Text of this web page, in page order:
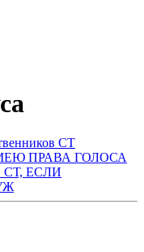
СТ
ПРАВА ГОЛОСА
ЕСЛИ